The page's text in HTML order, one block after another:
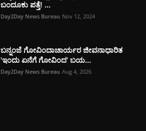
ಬಂದೂಕು ಪತ್ತೆ! ...
Day2Day News Bureau Nov 12, 2024
ಬನ್ನಂಜೆ ಗೋವಿಂದಾಚಾರ್ಯರ ಜೀವನಾಧಾರಿತ
'ಇಂದು ಏನೆಗೆ ಗೋವಿಂದ' ಬಯ...
Day2Day News Bureau Aug 4, 2026